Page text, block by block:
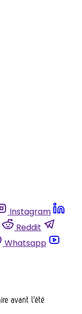
Instagram
Reddit
Whatsapp
avant l'été